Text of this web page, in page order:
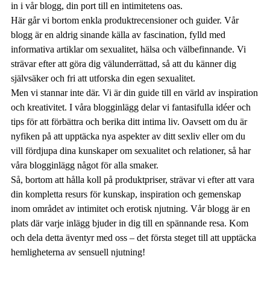
in i vår blogg, din port till en intimitetens oas.
Här går vi bortom enkla produktrecensioner och guider. Vår
blogg är en aldrig sinande källa av fascination, fylld med
informativa artiklar om sexualitet, hälsa och välbefinnande. Vi
strävar efter att göra dig välunderrättad, så att du känner dig
självsäker och fri att utforska din egen sexualitet.
Men vi stannar inte där. Vi är din guide till en värld av inspiration
och kreativitet. I våra blogginlägg delar vi fantasifulla idéer och
tips för att förbättra och berika ditt intima liv. Oavsett om du är
nyfiken på att upptäcka nya aspekter av ditt sexliv eller om du
vill fördjupa dina kunskaper om sexualitet och relationer, så har
våra blogginlägg något för alla smaker.
Så, bortom att hålla koll på produktpriser, strävar vi efter att vara
din kompletta resurs för kunskap, inspiration och gemenskap
inom området av intimitet och erotisk njutning. Vår blogg är en
plats där varje inlägg bjuder in dig till en spännande resa. Kom
och dela detta äventyr med oss – det första steget till att upptäcka
hemligheterna av sensuell njutning!